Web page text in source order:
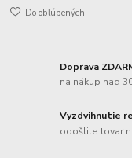
Do obľúbených
Doprava
na nákup nad
Vyzdvihnutie
odošlite tovar